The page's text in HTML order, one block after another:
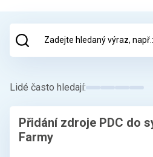
Lidé často hledají:
Přidání zdroje PDC do
Farmy